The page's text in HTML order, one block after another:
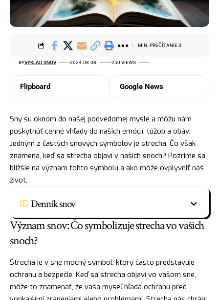
BYVYKLAD SNOV 2024.08.08. 250 VIEWS
MIN. PREČÍTANIE 3
Flipboard Google News
Sny sú oknom do našej podvedomej mysle a môžu nám
poskytnúť cenné vhľady do našich emócií, túžob a obáv.
Jedným z častých snových symbolov je strecha. Čo však
znamená, keď sa strecha objaví v našich snoch? Pozrime sa
bližšie na význam tohto symbolu a ako môže ovplyvniť náš
život.
Denník snov
Význam snov: Čo symbolizuje strecha vo vašich
snoch?
Strecha je v sne mocný symbol, ktorý často predstavuje
ochranu a bezpečie. Keď sa strecha objaví vo vašom sne,
môže to znamenať, že vaša myseľ hľadá ochranu pred